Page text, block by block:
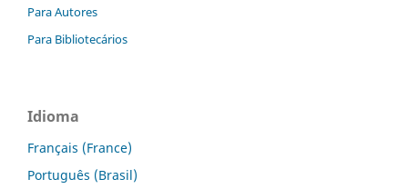
Para Autores
Para Bibliotecários
Idioma
Français (France)
Português (Brasil)